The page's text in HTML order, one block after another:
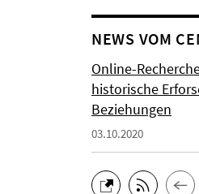
NEWS VOM
Online-
historische
Beziehungen
03.10.2020